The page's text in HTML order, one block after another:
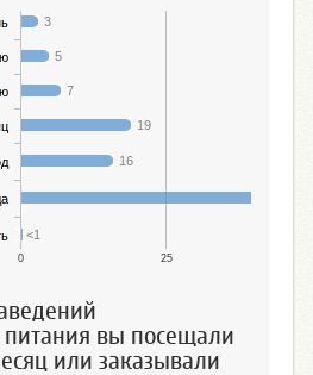
3
5
7
19
16
<1
0 25
питания вы посещали
или заказывали